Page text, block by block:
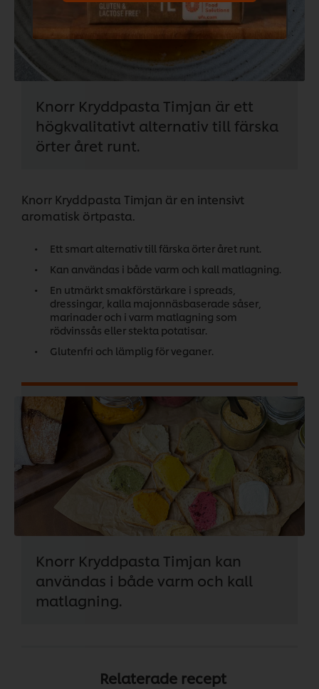
Knorr Kryddpasta Timjan är ett
högkvalitativt alternativ till färska
örter året runt.
Knorr Kryddpasta Timjan är en intensivt
aromatisk örtpasta.
Ett smart alternativ till färska örter året runt.
Kan användas i både varm och kall matlagning.
En utmärkt smakförstärkare i spreads,
dressingar, kalla majonnäsbaserade såser,
marinader och i varm matlagning som
rödvinssås eller stekta potatisar.
Glutenfri och lämplig för veganer.
Knorr Kryddpasta Timjan kan
användas i både varm och kall
matlagning.
Relaterade recept